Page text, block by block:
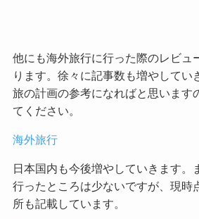
他にも海外旅行に行った際のレビュ
ります。徐々に記事数も増やしてい
旅の計画の参考になればと思います
てください。
海外旅行
日本国内も今後増やしていきます。
行ったところは少ないですが、現時
所も記載しています。